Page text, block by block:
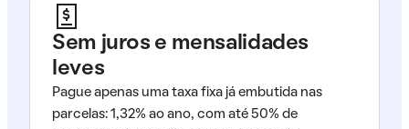
Sem juros e mensalidades
leves
Pague apenas uma taxa fixa já embutida nas
parcelas: 1,32% ao ano, com até 50% de